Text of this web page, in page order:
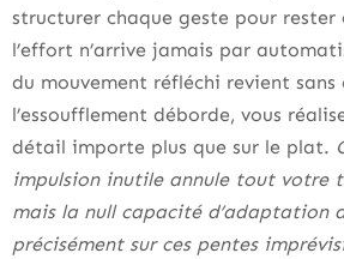
structurer chaque geste pour rester
l’effort n’arrive jamais par
du mouvement réfléchi revient sans
l’essoufflement déborde, vous
détail importe plus que sur le plat.
impulsion inutile annule tout votre
mais la null capacité d’adaptation
précisément sur ces pentes